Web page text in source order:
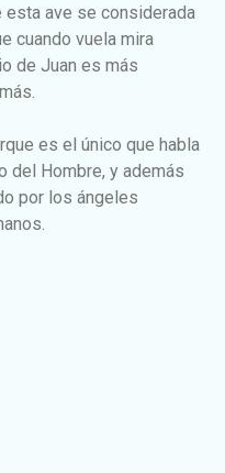
esta ave se considerada
cuando vuela mira
de Juan es más
es el único que habla
del Hombre, y además
por los ángeles